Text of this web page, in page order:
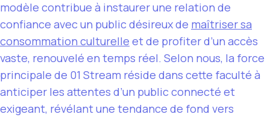
modèle contribue à instaurer une relation de
confiance avec un public désireux de maîtriser sa
consommation culturelle et de profiter d’un accès
vaste, renouvelé en temps réel. Selon nous, la force
principale de 01 Stream réside dans cette faculté à
anticiper les attentes d’un public connecté et
exigeant, révélant une tendance de fond vers